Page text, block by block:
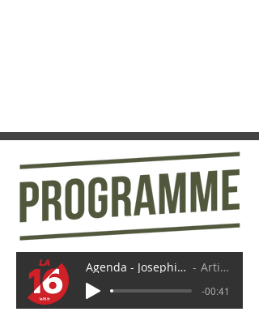
Agenda - Josephine Baker 28 juillet Artist Name
-00:41